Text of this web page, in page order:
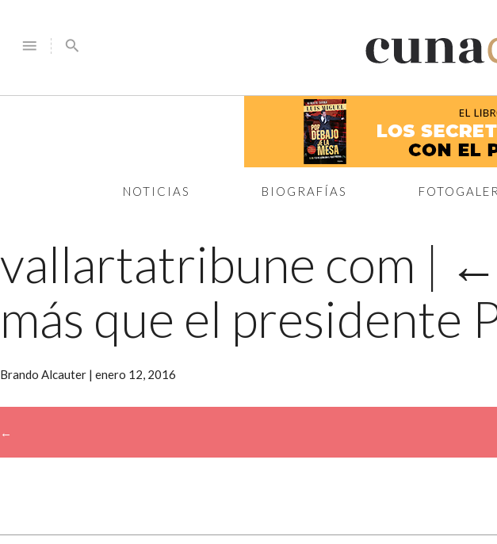
menu search
NOTICIAS BIOGRAFÍAS
vallartatribune com | ←
más que el presidente
Brando Alcauter | enero 12, 2016
←